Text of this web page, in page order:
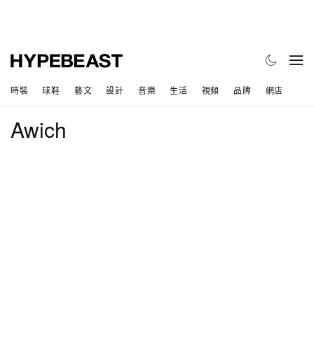
時裝 球鞋 藝文 設計 音樂 生活 視頻 品牌 網店
Awich